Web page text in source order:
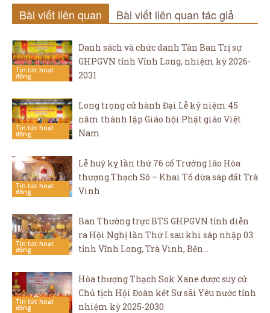
Bài viết liên quan Bài viết liên quan tác giả
Tin tức hoạt
động
Danh sách và chức danh Tân Ban Trị sự
GHPGVN tỉnh Vĩnh Long, nhiệm kỳ 2026-
2031
Tin tức hoạt
động
Long trọng cử hành Đại Lễ kỷ niệm 45
năm thành lập Giáo hội Phật giáo Việt
Nam
Tin tức hoạt
động
Lễ huý kỵ lần thứ 76 cố Trưởng lão Hòa
thượng Thạch Sô – Khai Tổ dừa sáp đất Trà
Vinh
Tin tức hoạt
động
Ban Thường trực BTS GHPGVN tỉnh diễn
ra Hội Nghị lần Thứ I sau khi sáp nhập 03
tỉnh Vĩnh Long, Trà Vinh, Bến...
Tin tức hoạt
động
Hòa thượng Thạch Sok Xane được suy cử
Chủ tịch Hội Đoàn kết Sư sãi Yêu nước tỉnh
nhiệm kỳ 2025-2030